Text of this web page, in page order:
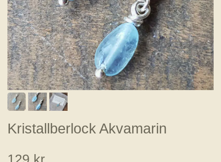
Kristallberlock Akvamarin